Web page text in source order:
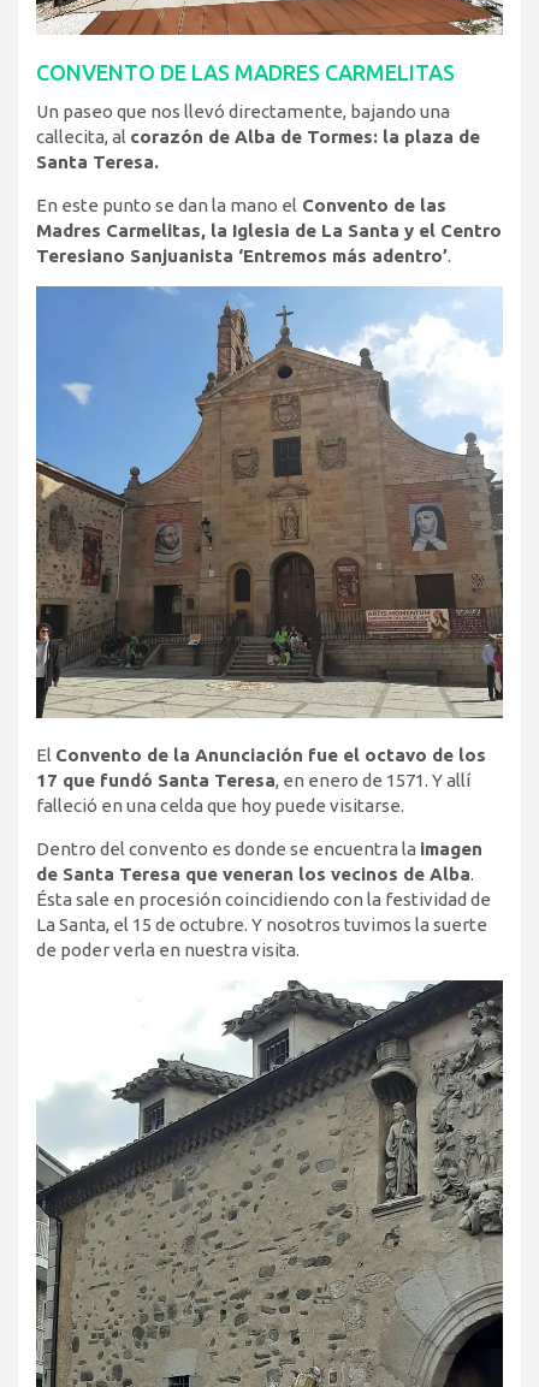
CONVENTO DE LAS MADRES CARMELITAS
Un paseo que nos llevó directamente, bajando una
callecita, al corazón de Alba de Tormes: la plaza de
Santa Teresa.
En este punto se dan la mano el Convento de las
Madres Carmelitas, la Iglesia de La Santa y el Centro
Teresiano Sanjuanista ‘Entremos más adentro’.
El Convento de la Anunciación fue el octavo de los
17 que fundó Santa Teresa, en enero de 1571. Y allí
falleció en una celda que hoy puede visitarse.
Dentro del convento es donde se encuentra la imagen
de Santa Teresa que veneran los vecinos de Alba.
Ésta sale en procesión coincidiendo con la festividad de
La Santa, el 15 de octubre. Y nosotros tuvimos la suerte
de poder verla en nuestra visita.